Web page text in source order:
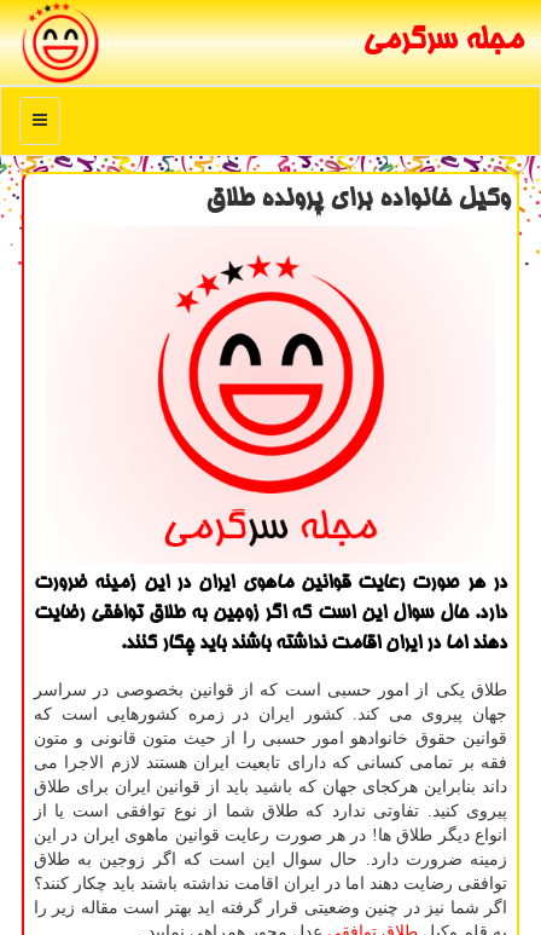
مجله سرگرمی
منو
وكیل خانواده برای پرونده طلاق
در هر صورت رعایت قوانین ماهوی ایران در این زمینه ضرورت
دارد. حال سوال این است كه اگر زوجین به طلاق توافقی رضایت
دهند اما در ایران اقامت نداشته باشند باید چكار كنند.
طلاق یکی از امور حسبی است که از قوانین بخصوصی در سراسر
جهان پیروی می کند. کشور ایران در زمره کشورهایی است که
قوانین حقوق خانوادهو امور حسبی را از حیث متون قانونی و متون
فقه بر تمامی کسانی که دارای تابعیت ایران هستند لازم الاجرا می
داند بنابراین هرکجای جهان که باشید باید از قوانین ایران برای طلاق
پیروی کنید. تفاوتی ندارد که طلاق شما از نوع توافقی است یا از
انواع دیگر طلاق ها! در هر صورت رعایت قوانین ماهوی ایران در این
زمینه ضرورت دارد. حال سوال این است که اگر زوجین به طلاق
توافقی رضایت دهند اما در ایران اقامت نداشته باشند باید چکار کنند؟
اگر شما نیز در چنین وضعیتی قرار گرفته اید بهتر است مقاله زیر را